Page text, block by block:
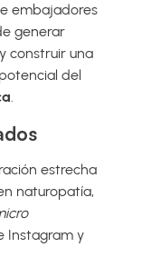
embajadores
generar
construir una
del
estrecha
naturopatía,
Instagram y